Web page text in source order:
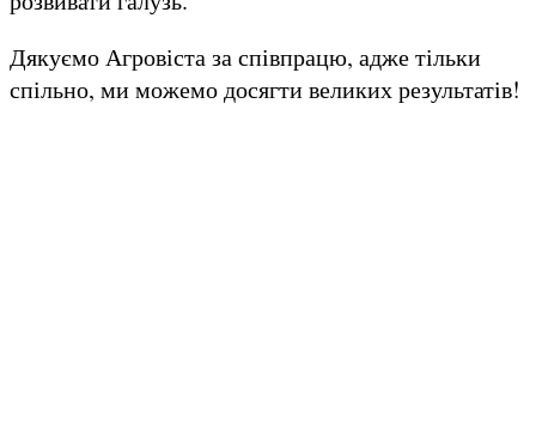
Дякуємо Агровіста за співпрацю, адже тільки
спільно, ми можемо досягти великих результатів!